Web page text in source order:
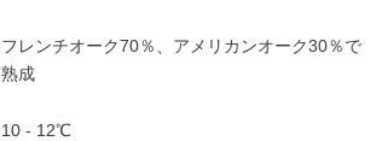
フレンチオーク70％、アメリカンオーク30％で
熟成
10 - 12℃